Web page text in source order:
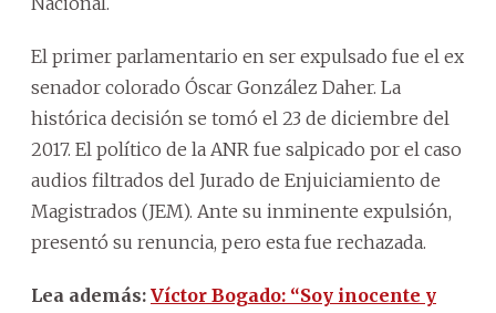
El primer parlamentario en ser expulsado fue el ex
senador colorado Óscar González Daher. La
histórica decisión se tomó el 23 de diciembre del
2017. El político de la ANR fue salpicado por el caso
audios filtrados del Jurado de Enjuiciamiento de
Magistrados (JEM). Ante su inminente expulsión,
presentó su renuncia, pero esta fue rechazada.
Lea además: Víctor Bogado: “Soy inocente y